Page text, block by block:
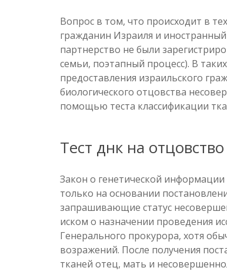
Вопрос в том, что происходит в
гражданин Израиля и
партнерство не были
семьи, поэтапный процесс). В
предоставления израильского
биологического отцовства
помощью теста классификации
Tест днк на
Закон о генетической информации
только на основании
запрашивающие статус
иском о назначении проведения
Генерального прокурора, хотя
возражений. После получения
тканей отец, мать и